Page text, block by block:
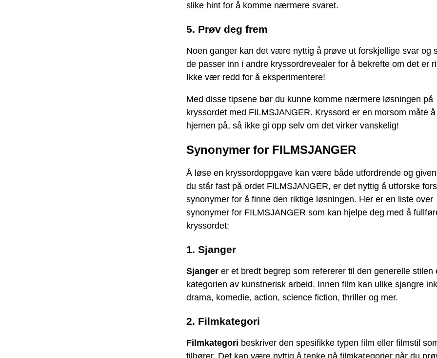
slike hint for å komme nærmere svaret.
5. Prøv deg frem
Noen ganger kan det være nyttig å prøve ut forskjellige svar og
de passer inn i andre kryssordrevealer for å bekrefte om det er
Ikke vær redd for å eksperimentere!
Med disse tipsene bør du kunne komme nærmere løsningen på
kryssordet med FILMSJANGER. Kryssord er en morsom måte
hjernen på, så ikke gi opp selv om det virker vanskelig!
Synonymer for FILMSJANGER
Å løse en kryssordoppgave kan være både utfordrende og
du står fast på ordet FILMSJANGER, er det nyttig å utforske
synonymer for å finne den riktige løsningen. Her er en liste over
synonymer for FILMSJANGER som kan hjelpe deg med å
kryssordet:
1. Sjanger
Sjanger er et bredt begrep som refererer til den generelle stilen
kategorien av kunstnerisk arbeid. Innen film kan ulike sjangre
drama, komedie, action, science fiction, thriller og mer.
2. Filmkategori
Filmkategori beskriver den spesifikke typen film eller filmstil